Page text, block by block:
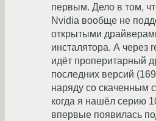
первым. Дело в том,
Nvidia вообще не
открытыми
инсталятора. А через
идёт проперитарный
последних версий
наряду со скаченным
когда я нашёл серию
впервые появилась